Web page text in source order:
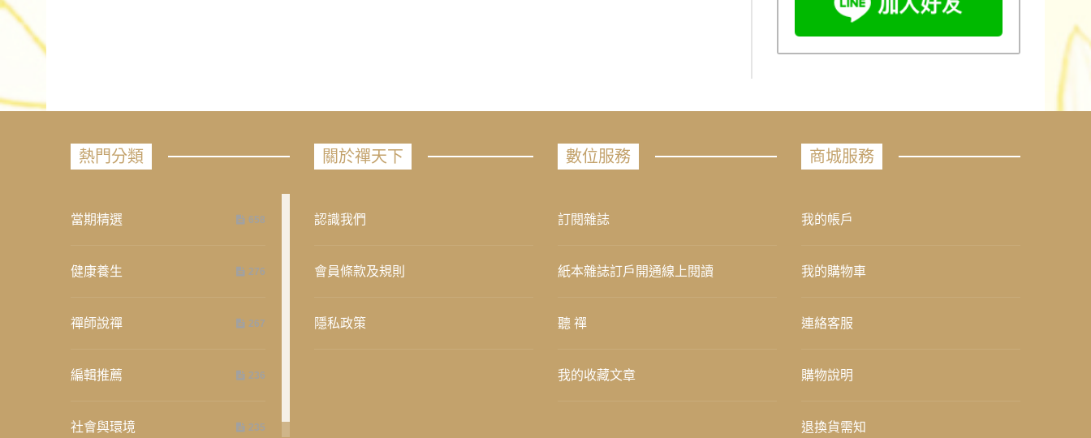
熱門分類
當期精選 658
健康養生 276
禪師說禪 267
編輯推薦 236
社會與環境 235
關於禪天下
認識我們
會員條款及規則
隱私政策
數位服務
訂閱雜誌
紙本雜誌訂戶開通線上閱讀
聽 禪
我的收藏文章
商城服務
我的帳戶
我的購物車
連絡客服
購物說明
退換貨需知